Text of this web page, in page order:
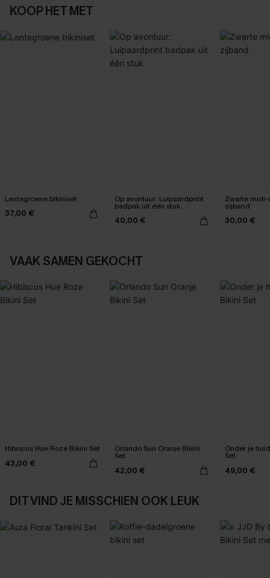
KOOP HET MET
Lentegroene bikiniset
37,00 €
Op avontuur: Luipaardprint
badpak uit één stuk
40,00 €
Zwarte midi-
zijband
30,00 €
VAAK SAMEN GEKOCHT
Hibiscus Hue Roze Bikini Set
43,00 €
Orlando Sun Oranje Bikini
Set
42,00 €
Onder je
Set
49,00 €
DIT VIND JE MISSCHIEN OOK LEUK